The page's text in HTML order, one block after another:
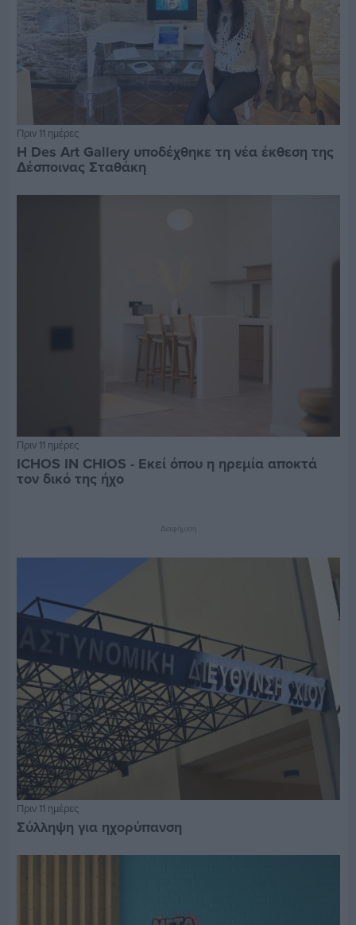
Πριν 11 ημέρες
Η Des Art Gallery υποδέχθηκε τη νέα έκθεση της
Δέσποινας Σταθάκη
Πριν 11 ημέρες
ICHOS IN CHIOS - Εκεί όπου η ηρεμία αποκτά
τον δικό της ήχο
Διαφήμιση
Πριν 11 ημέρες
Σύλληψη για ηχορύπανση